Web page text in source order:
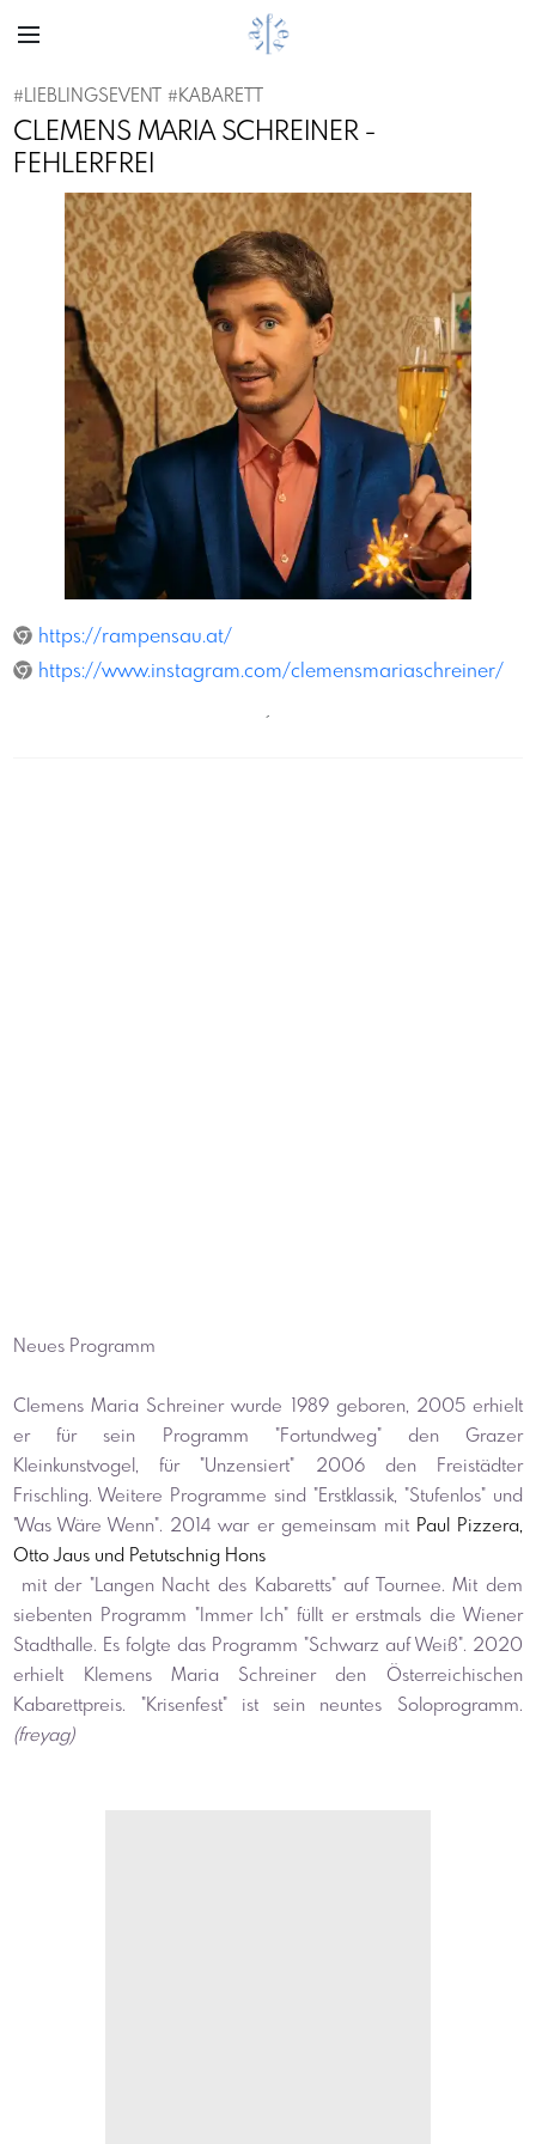
#LIEBLINGSEVENT #KABARETT
CLEMENS MARIA SCHREINER -
FEHLERFREI
Previous Next
https://rampensau.at/
https://www.instagram.com/clemensmariaschreiner/
´
Neues Programm
Clemens Maria Schreiner wurde 1989 geboren, 2005 erhielt
er für sein Programm "Fortundweg" den Grazer
Kleinkunstvogel, für "Unzensiert" 2006 den Freistädter
Frischling. Weitere Programme sind "Erstklassik, "Stufenlos" und
"Was Wäre Wenn". 2014 war er gemeinsam mit Paul Pizzera,
Otto Jaus und Petutschnig Hons
siebenten Programm "Immer Ich" füllt er erstmals die Wiener
Stadthalle. Es folgte das Programm "Schwarz auf Weiß". 2020
erhielt Klemens Maria Schreiner den Österreichischen
(freyag)